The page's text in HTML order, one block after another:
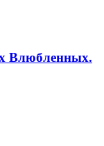
Влюбленных.